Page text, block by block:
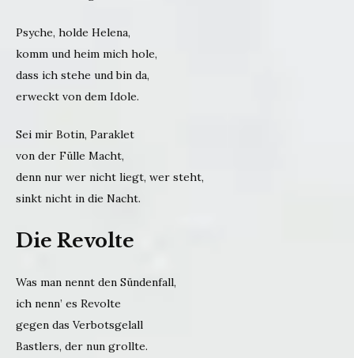
Psyche, holde Helena,
komm und heim mich hole,
dass ich stehe und bin da,
erweckt von dem Idole.
Sei mir Botin, Paraklet
von der Fülle Macht,
denn nur wer nicht liegt, wer steht,
sinkt nicht in die Nacht.
Die Revolte
Was man nennt den Sündenfall,
ich nenn’ es Revolte
gegen das Verbotsgelall
Bastlers, der nun grollte.